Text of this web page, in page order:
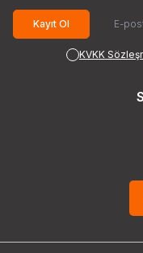
Kayıt Ol
KVKK